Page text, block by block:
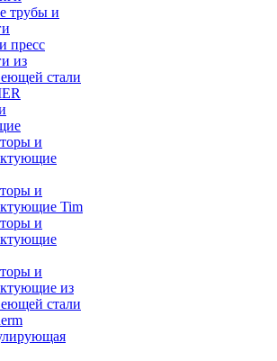
трубы и
пресс
из
стали
и
и
Tim
и
и
из
стали